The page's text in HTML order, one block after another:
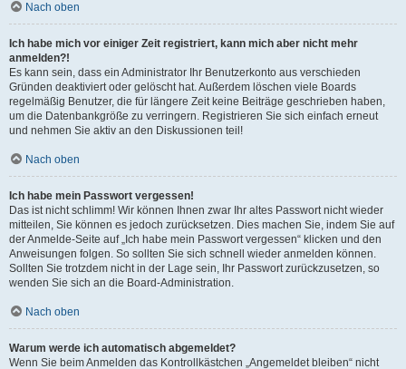
Nach oben
Ich habe mich vor einiger Zeit registriert, kann mich aber nicht mehr
anmelden?!
Es kann sein, dass ein Administrator Ihr Benutzerkonto aus verschieden
Gründen deaktiviert oder gelöscht hat. Außerdem löschen viele Boards
regelmäßig Benutzer, die für längere Zeit keine Beiträge geschrieben haben,
um die Datenbankgröße zu verringern. Registrieren Sie sich einfach erneut
und nehmen Sie aktiv an den Diskussionen teil!
Nach oben
Ich habe mein Passwort vergessen!
Das ist nicht schlimm! Wir können Ihnen zwar Ihr altes Passwort nicht wieder
mitteilen, Sie können es jedoch zurücksetzen. Dies machen Sie, indem Sie auf
der Anmelde-Seite auf „Ich habe mein Passwort vergessen“ klicken und den
Anweisungen folgen. So sollten Sie sich schnell wieder anmelden können.
Sollten Sie trotzdem nicht in der Lage sein, Ihr Passwort zurückzusetzen, so
wenden Sie sich an die Board-Administration.
Nach oben
Warum werde ich automatisch abgemeldet?
Wenn Sie beim Anmelden das Kontrollkästchen „Angemeldet bleiben“ nicht